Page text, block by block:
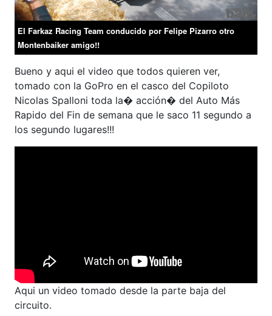
El Farkaz Racing Team conducido por Felipe Pizarro otro
Montenbaiker amigo!!
Bueno y aqui el video que todos quieren ver,
tomado con la GoPro en el casco del Copiloto
Nicolas Spalloni toda la� acción� del Auto Más
Rapido del Fin de semana que le saco 11 segundo a
los segundo lugares!!!
Aqui un video tomado desde la parte baja del
circuito.